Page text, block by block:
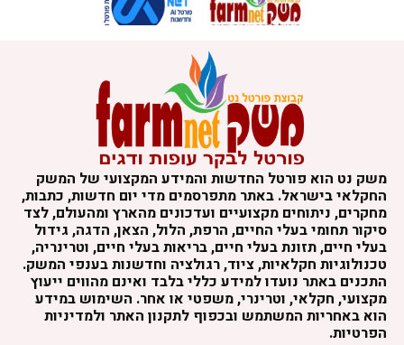
משק נט הוא פורטל החדשות והמידע המקצועי של המשק
החקלאי בישראל. באתר מתפרסמים מדי יום חדשות, כתבות,
מחקרים, ניתוחים מקצועיים ועדכונים מהארץ ומהעולם, לצד
סיקור תחומי בעלי החיים, הרפת, הלול, הצאן, הדגה, גידול
בעלי חיים, תזונת בעלי חיים, בריאות בעלי חיים, וטרינריה,
טכנולוגיות חקלאיות, ציוד, רגולציה וחדשנות בענפי המשק.
התכנים באתר נועדו למידע כללי בלבד ואינם מהווים ייעוץ
מקצועי, חקלאי, וטרינרי, משפטי או אחר. השימוש במידע
הוא באחריות המשתמש ובכפוף לתקנון האתר ולמדיניות
הפרטיות.